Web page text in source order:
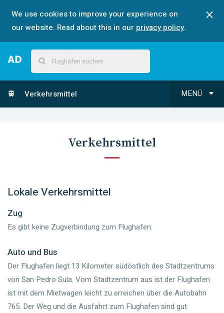
We use cookies to improve your experience on
our website. Read about this in our privacy policy.
MENÜ
Verkehrsmittel
Verkehrsmittel
Lokale Verkehrsmittel
Zug
Es gibt keine Zugverbindung zum Flughafen.
Auto und Bus
Der Flughafen liegt 13 Kilometer südöstlich des Stadtzentrums
von San Pedro Sula. Vom Stadtzentrum aus ist der Flughafen
ist mit dem Mietwagen leicht zu erreichen über die Autobahn
765. Der Weg und die Ausfahrt zum Flughafen sind gut